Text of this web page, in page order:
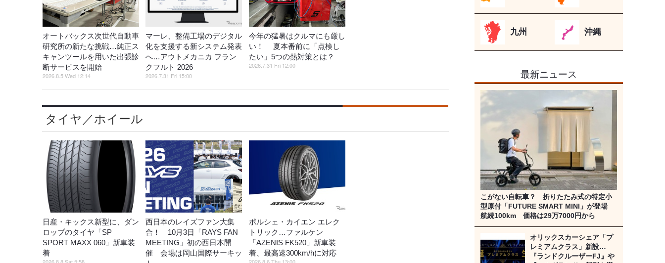
オートバックス次世代自動車
研究所の新たな挑戦…純正ス
キャンツールを用いた出張診
断サービスを開始
2026.8.5 Wed 12:14
マーレ、整備工場のデジタル
化を支援する新システム発表
へ…アウトメカニカ フラン
クフルト 2026
2026.7.31 Fri 15:00
今年の猛暑はクルマにも厳し
い！ 夏本番前に「点検し
たい」5つの熱対策とは？
2026.7.31 Fri 12:00
タイヤ／ホイール
日産・キックス新型に、ダン
ロップのタイヤ「SP
SPORT MAXX 060」新車装
着
西日本のレイズファン大集
合！ 10月3日「RAYS FAN
MEETING」初の西日本開
催 会場は岡山国際サーキッ
ポルシェ・カイエン エレク
トリック…ファルケン
「AZENIS FK520」新車装
着、最高速300km/hに対応
九州 沖縄
最新ニュース
こがない自転車？ 折りたたみ式の特定小
型原付「FUTURE SMART MINI」が登場
航続100km 価格は29万7000円から
オリックスカーシェア「プ
レミアムクラス」新設…
『ランドクルーザーFJ』や